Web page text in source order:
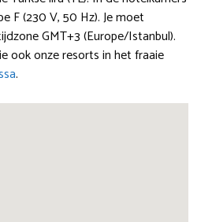
F (230 V, 50 Hz). Je moet
GMT+3 (Europe/Istanbul).
ook onze resorts in het fraaie
.